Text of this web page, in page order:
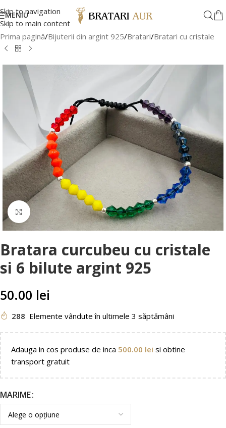
Skip to navigation
Skip to main content
MENIU
Prima pagină/Bijuterii din argint 925/Bratari/Bratari cu cristale
Faceți clic pentru a mări
Bratara curcubeu cu cristale
si 6 bilute argint 925
50.00 lei
288 Elemente vândute în ultimele 3 săptămâni
Adauga in cos produse de inca 500.00 lei si obtine
transport gratuit
MARIME